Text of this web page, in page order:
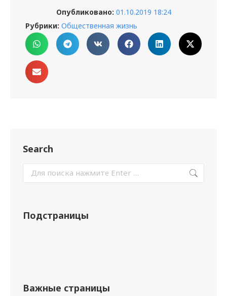
Опубликовано: 01.10.2019 18:24
Рубрики: Общественная жизнь
Search
Подстраницы
Важные страницы